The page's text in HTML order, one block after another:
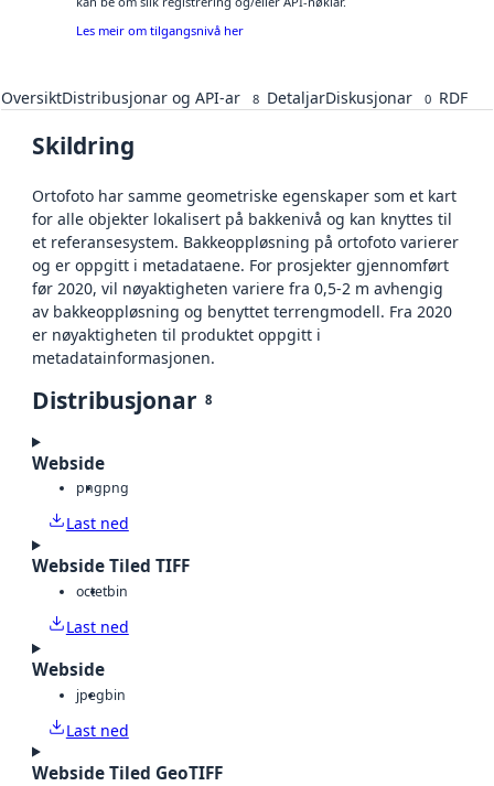
Les meir om tilgangsnivå her
OversiktDistribusjonar og API-ar 8 DetaljarDiskusjonar 0 RDF
Skildring
Ortofoto har samme geometriske egenskaper som et kart
for alle objekter lokalisert på bakkenivå og kan knyttes til
et referansesystem. Bakkeoppløsning på ortofoto varierer
og er oppgitt i metadataene. For prosjekter gjennomført
før 2020, vil nøyaktigheten variere fra 0,5-2 m avhengig
av bakkeoppløsning og benyttet terrengmodell. Fra 2020
er nøyaktigheten til produktet oppgitt i
metadatainformasjonen.
Distribusjonar 8
Webside
pngpng
Last ned
Webside Tiled TIFF
octetbin
Last ned
Webside
jpegbin
Last ned
Webside Tiled GeoTIFF